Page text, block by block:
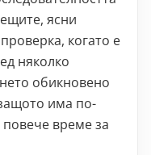
ясни
когато е
няколко
обикновено
има по-
време за